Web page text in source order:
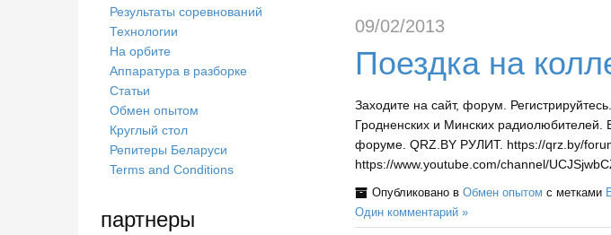
09/02/2013
Поездка на
Заходите на сайт, форум.
Гродненских и Минских
форуме. QRZ.BY РУЛИТ. https://qrz.by/
https://www.youtube.com/channel/
Опубликовано в Обмен опытом с метками
Один комментарий »
Результаты соревнований
Технологии
На орбите
Аппаратура в разборке
Статьи
Обмен опытом
Круглый стол
Репитеры Беларуси
Terms and Conditions
партнеры